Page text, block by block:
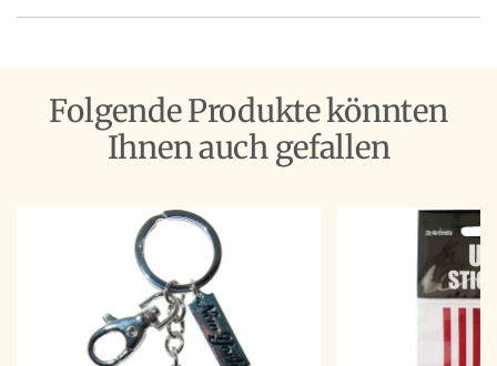
Folgende Produkte könnten
Ihnen auch gefallen